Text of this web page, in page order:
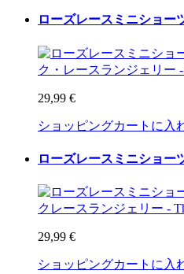
ローズレースミニショー
29,99 €
ショッピングカートに入
ローズレースミニショー
29,99 €
ショッピングカートに入